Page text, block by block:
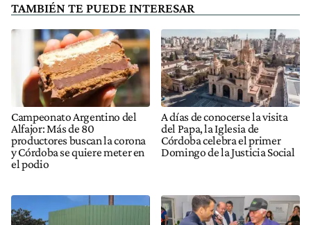
TAMBIÉN TE PUEDE INTERESAR
Campeonato Argentino del
Alfajor: Más de 80
productores buscan la corona
y Córdoba se quiere meter en
el podio
A días de conocerse la visita
del Papa, la Iglesia de
Córdoba celebra el primer
Domingo de la Justicia Social